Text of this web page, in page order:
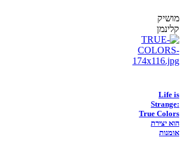
מושיק
קלינמן
Life is
Strange:
True Colors
הוא יצירת
אומנות